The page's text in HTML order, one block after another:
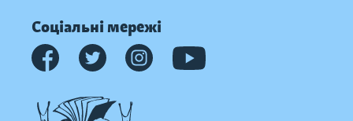
Соціальні мережі